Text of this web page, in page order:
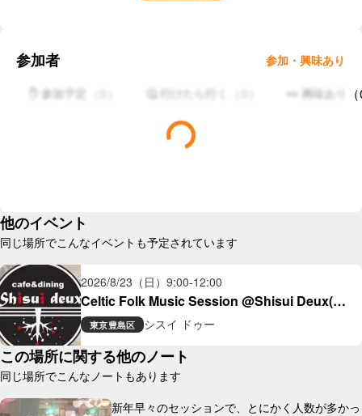
参加者 参加・興味あり
✋ 参加予定 🤔 行けたら行く 👀 興味あり （
他のイベント
同じ場所でこんなイベントも予定されています
2026/8/23（日） 9:00-12:00
Celtic Folk Music Session @Shisui Deux(大
塚)東京豊島区 シスイ ドゥー
この場所に関する他のノート
同じ場所でこんなノートもあります
新年早々のセッションで、とにかく人数が多かっ